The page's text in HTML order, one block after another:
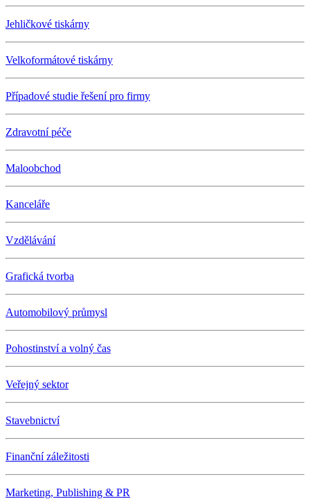
Jehličkové tiskárny
Velkoformátové tiskárny
Případové studie řešení pro firmy
Zdravotní péče
Maloobchod
Kanceláře
Vzdělávání
Grafická tvorba
Automobilový průmysl
Pohostinství a volný čas
Veřejný sektor
Stavebnictví
Finanční záležitosti
Marketing, Publishing & PR